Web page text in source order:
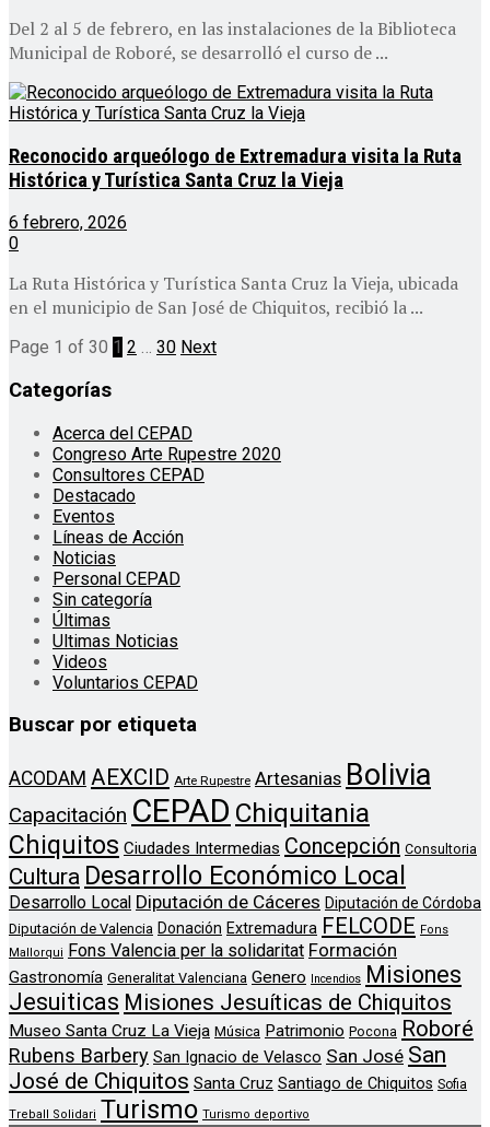
Del 2 al 5 de febrero, en las instalaciones de la Biblioteca
Municipal de Roboré, se desarrolló el curso de ...
Reconocido arqueólogo de Extremadura visita la Ruta
Histórica y Turística Santa Cruz la Vieja
6 febrero, 2026
0
La Ruta Histórica y Turística Santa Cruz la Vieja, ubicada
en el municipio de San José de Chiquitos, recibió la ...
Page 1 of 30 1 2 … 30 Next
Categorías
Acerca del CEPAD
Congreso Arte Rupestre 2020
Consultores CEPAD
Destacado
Eventos
Líneas de Acción
Noticias
Personal CEPAD
Sin categoría
Últimas
Ultimas Noticias
Videos
Voluntarios CEPAD
Buscar por etiqueta
ACODAM AEXCID Arte Rupestre Artesanias Bolivia
Capacitación CEPAD Chiquitania
Chiquitos Ciudades Intermedias Concepción Consultoria
Cultura Desarrollo Económico Local
Desarrollo Local Diputación de Cáceres Diputación de Córdoba
Diputación de Valencia Donación Extremadura FELCODE Fons
Mallorqui Fons Valencia per la solidaritat Formación
Gastronomía Generalitat Valenciana Genero Incendios Misiones
Jesuiticas Misiones Jesuíticas de Chiquitos
Museo Santa Cruz La Vieja Música Patrimonio Pocona Roboré
Rubens Barbery San Ignacio de Velasco San José San
José de Chiquitos Santa Cruz Santiago de Chiquitos Sofia
Treball Solidari Turismo Turismo deportivo